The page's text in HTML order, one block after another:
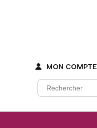
MON COMPTE